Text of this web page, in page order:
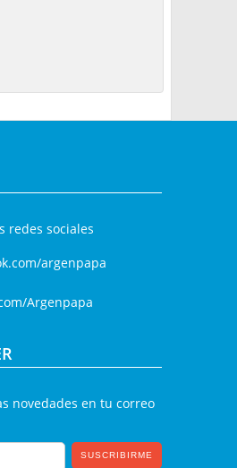
redes sociales
argenpapa
Argenpapa
novedades en tu correo